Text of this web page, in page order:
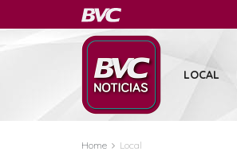
LOCAL
Home Local